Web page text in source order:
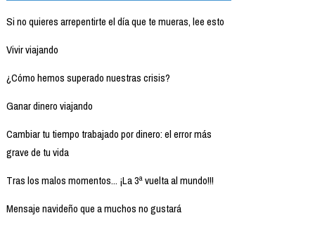
Si no quieres arrepentirte el día que te mueras, lee esto
Vivir viajando
¿Cómo hemos superado nuestras crisis?
Ganar dinero viajando
Cambiar tu tiempo trabajado por dinero: el error más
grave de tu vida
Tras los malos momentos... ¡La 3ª vuelta al mundo!!!
Mensaje navideño que a muchos no gustará